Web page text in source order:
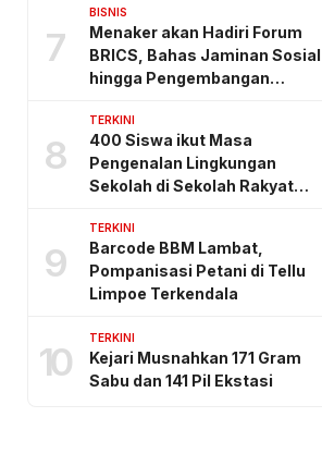
7
BISNIS
Menaker akan Hadiri Forum
BRICS, Bahas Jaminan Sosial
hingga Pengembangan
8
TERKINI
400 Siswa ikut Masa
Pengenalan Lingkungan
Sekolah di Sekolah Rakyat
9
TERKINI
Barcode BBM Lambat,
Pompanisasi Petani di Tellu
Limpoe Terkendala
10
TERKINI
Kejari Musnahkan 171 Gram
Sabu dan 141 Pil Ekstasi